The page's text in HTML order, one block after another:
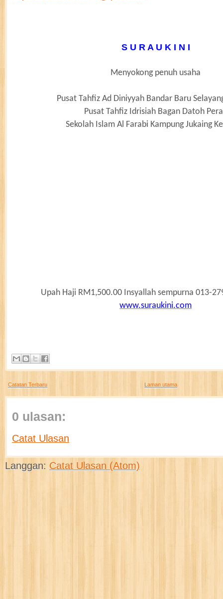
S U R A U K I N I
Menyokong penuh usaha
Pusat Tahfiz Ad Diniyyah Bandar Baru
Pusat Tahfiz Idrisiah Bagan Datoh
Sekolah Islam Al Farabi Kampung Jukaing
Upah Haji RM1,500.00 Insyallah sempurna 013-
www.suraukini.com
Catatan Terbaru Laman utama
0 ulasan:
Catat Ulasan
Langgan: Catat Ulasan (Atom)